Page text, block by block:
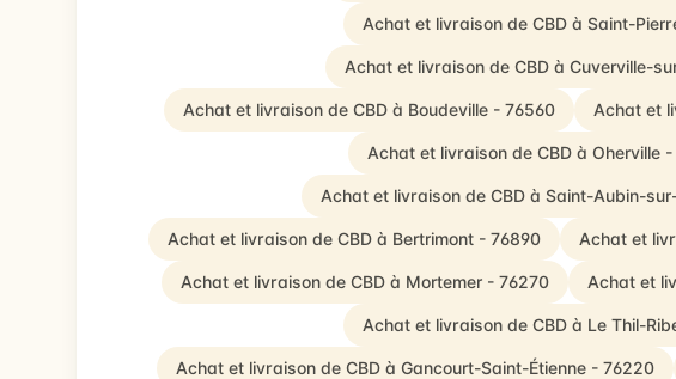
Achat et livraison de CBD à Saint-
Achat et livraison de CBD à Cuverville-
Achat et livraison de CBD à Boudeville - 76560 Achat et
Achat et livraison de CBD à Oherville
Achat et livraison de CBD à Saint-Aubin-
Achat et livraison de CBD à Bertrimont - 76890 Achat et
Achat et livraison de CBD à Mortemer - 76270 Achat et
Achat et livraison de CBD à Le Thil-
Achat et livraison de CBD à Gancourt-Saint-Étienne - 76220